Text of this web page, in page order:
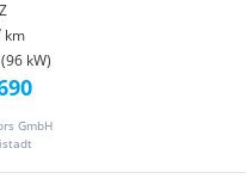
km
(96 kW)
GmbH